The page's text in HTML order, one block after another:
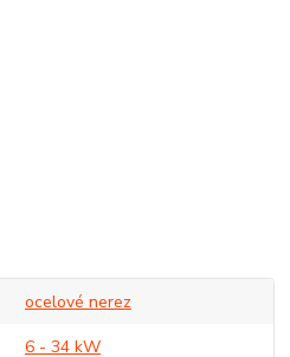
ocelové nerez
6 - 34 kW